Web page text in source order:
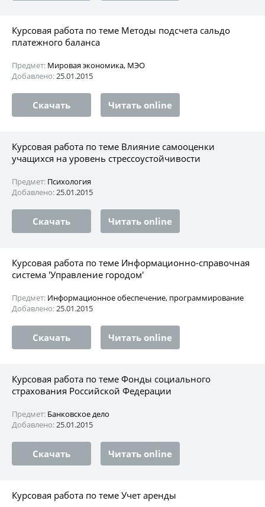
Курсовая работа по теме Методы подсчета сальдо
платежного баланса
Предмет: Мировая экономика, МЭО
Добавлено:25.01.2015
Скачать Читать online
Курсовая работа по теме Влияние самооценки
учащихся на уровень стрессоустойчивости
Предмет: Психология
Добавлено:25.01.2015
Скачать Читать online
Курсовая работа по теме Информационно-справочная
система 'Управление городом'
Предмет: Информационное обеспечение, программирование
Добавлено:25.01.2015
Скачать Читать online
Курсовая работа по теме Фонды социального
страхования Российской Федерации
Предмет: Банковское дело
Добавлено:25.01.2015
Скачать Читать online
Курсовая работа по теме Учет аренды